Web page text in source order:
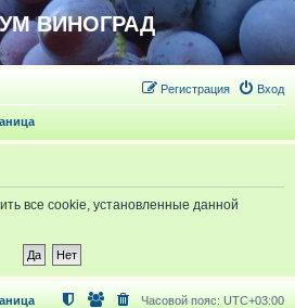
ВИНОГРАД
Вход
Регистрация
все cookie, установленные данной
Часовой пояс: UTC+03:00